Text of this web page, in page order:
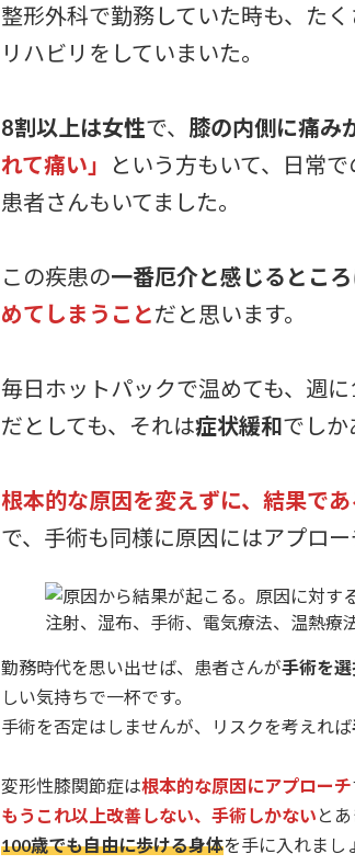
整形外科で勤務していた時も、た
リハビリをしていまいた。
8割以上は女性で、 膝の内側に痛み
れて痛い」
という方もいて、日常
患者さんもいてました。
この疾患の一番厄介と感じるところ
めてしまうことだと思います。
毎日ホットパックで温めても、週
だとしても、それは症状緩和でしか
根本的な原因を変えずに、結果で
で、手術も同様に原因にはアプロー
勤務時代を思い出せば、患者さんが手術を
しい気持ちで一杯です。
手術を否定はしませんが、リスクを考えれば
変形性膝関節症は根本的な原因にアプローチ
もうこれ以上改善しない、手術しかない と
100歳でも自由に歩ける身体を手に入れまし